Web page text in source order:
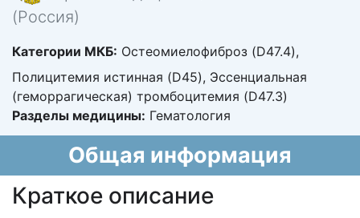
(Россия)
Категории МКБ: Остеомиелофиброз (D47.4),
Полицитемия истинная (D45), Эссенциальная
(геморрагическая) тромбоцитемия (D47.3)
Разделы медицины: Гематология
Общая информация
Краткое описание